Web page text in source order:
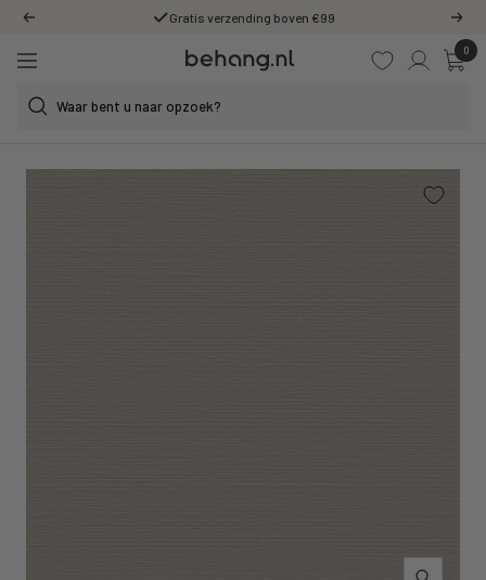
naar
content
Vorige Gratis verzending boven €99
0
Behang.nl
Navigatie